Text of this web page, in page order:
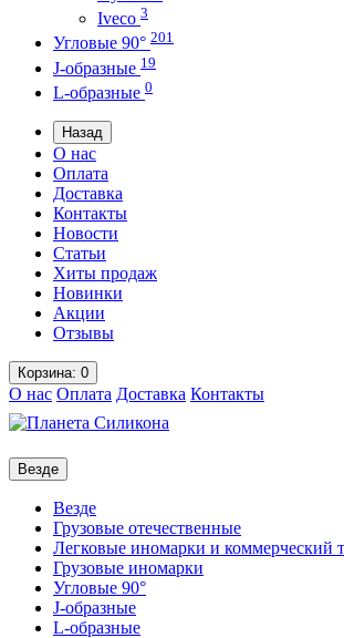
Iveco 3
Угловые 90° 201
J-образные 19
L-образные 0
Назад
О нас
Оплата
Доставка
Контакты
Новости
Статьи
Хиты продаж
Новинки
Акции
Отзывы
Корзина: 0
О нас Оплата Доставка Контакты
Везде
Везде
Грузовые отечественные
Легковые иномарки и коммерческий
Грузовые иномарки
Угловые 90°
J-образные
L-образные